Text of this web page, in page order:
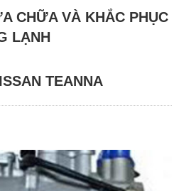
CHỮA VÀ KHẮC PHỤC
LẠNH
TEANNA